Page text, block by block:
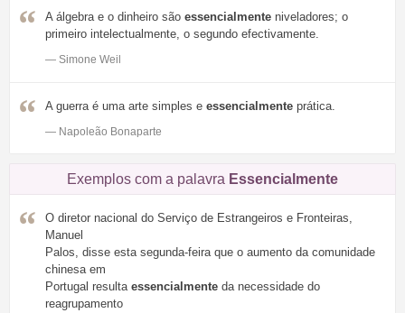
A álgebra e o dinheiro são essencialmente niveladores; o
primeiro intelectualmente, o segundo efectivamente.
— Simone Weil
A guerra é uma arte simples e essencialmente prática.
— Napoleão Bonaparte
Exemplos com a palavra Essencialmente
O diretor nacional do Serviço de Estrangeiros e Fronteiras,
Manuel
Palos, disse esta segunda-feira que o aumento da comunidade
chinesa em
Portugal resulta essencialmente da necessidade do
reagrupamento